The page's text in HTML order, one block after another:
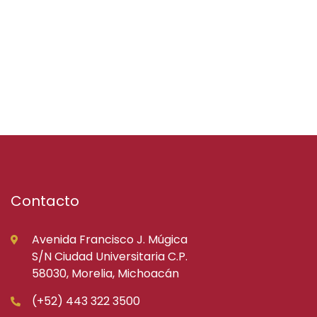
Contacto
Avenida Francisco J. Múgica
S/N Ciudad Universitaria C.P.
58030, Morelia, Michoacán
(+52) 443 322 3500